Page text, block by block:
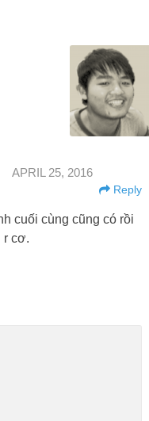
APRIL 25, 2016
Reply
cuối cùng cũng có rồi
r cơ.